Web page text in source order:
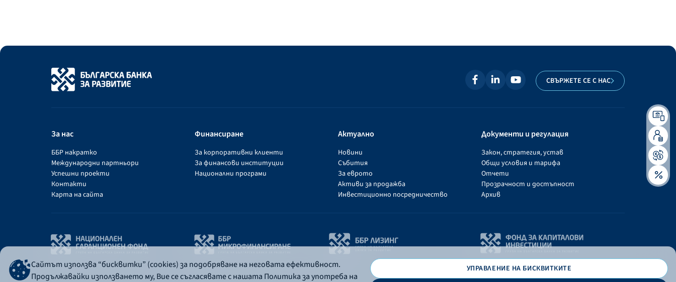
СВЪРЖЕТЕ СЕ С НАС
За нас
ББР накратко
Международни партньори
Успешни проекти
Контакти
Карта на сайта
Финансиране
За корпоративни клиенти
За финансови институции
Национални програми
Актуално
Новини
Събития
За еврото
Активи за продажба
Инвестиционно посредничество
Документи и регулация
Закон, стратегия, устав
Общи условия и тарифа
Отчети
Прозрачност и достъпност
Архив
Сайтът използва “бисквитки” (cookies) за подобряване на неговата ефективност.
Продължавайки използването му, Вие се съгласявате с нашата Политика за употреба на
УПРАВЛЕНИЕ НА БИСКВИТКИТЕ